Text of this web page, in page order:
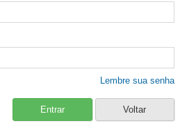
Lembre sua senha
Entrar Voltar